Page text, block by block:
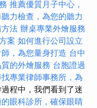
推薦優質月子中心，
力檢查，為您的聽力
法 辦桌專業外燴服務
案 如何進行公司設立
，為您量身打造 台中
的外燴服務 台胞證過
專業律師事務所，為
程中，我們看到了迷
眼科診所，確保眼睛